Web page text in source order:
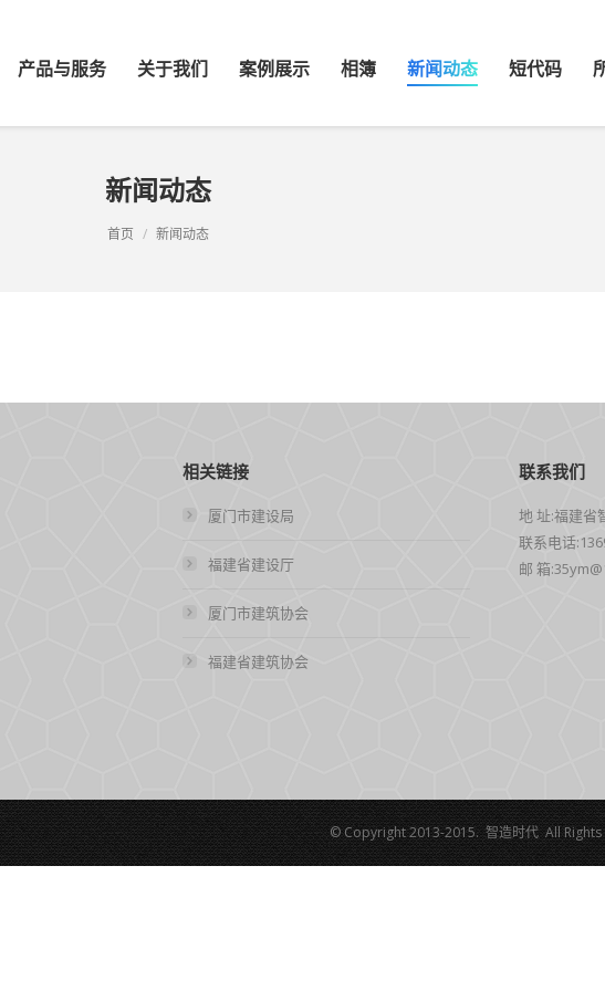
产品与服务 关于我们 案例展示 相簿 新闻动态 短代码
新闻动态
首页 新闻动态
相关链接
厦门市建设局
福建省建设厅
厦门市建筑协会
福建省建筑协会
联系我们
地 址:福建省
联系电话
邮 箱
© Copyright 2013-2015. 智造时代 All